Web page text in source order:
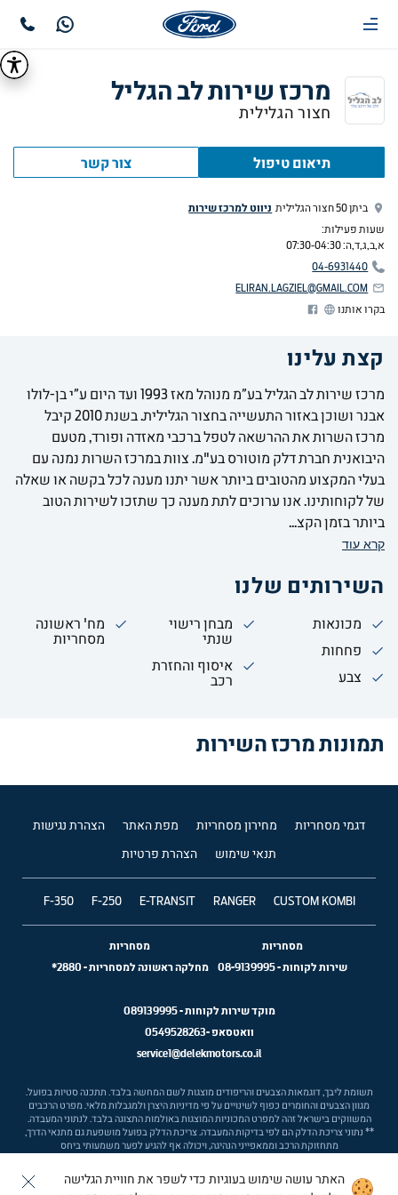
מרכז שירות לב הגליל
חצור הגלילית
תיאום טיפול צור קשר
ביתן 50 חצור הגלילית ניווט למרכז שירות
שעות פעילות:
א,ב,ג,ד,ה:
07:30-04:30
04-6931440
ELIRAN.LAGZIEL@GMAIL.COM
בקרו אותנו
קצת עלינו
מרכז שירות לב הגליל בע”מ מנוהל מאז 1993 ועד היום ע”י בן-לולו
אבנר ושוכן באזור התעשייה בחצור הגלילית. בשנת 2010 קיבל
מרכז השרות את ההרשאה לטפל ברכבי מאזדה ופורד, מטעם
היבואנית חברת דלק מוטורס בע"מ. צוות במרכז השרות נמנה עם
בעלי המקצוע מהטובים ביותר אשר יתנו מענה לכל בקשה או שאלה
של לקוחותינו. אנו ערוכים לתת מענה כך שתזכו לשירות הטוב
ביותר בזמן הקצ...
קרא עוד
השירותים שלנו
מכונאות
פחחות
צבע
מבחן רישוי
שנתי
איסוף והחזרת
רכב
מח' ראשונה
מסחריות
תמונות מרכז השירות
דגמי מסחריות מחירון מסחריות מפת האתר הצהרת נגישות
תנאי שימוש הצהרת פרטיות
CUSTOM KOMBI
RANGER
E-TRANSIT
F-250
F-350
מסחריות
שירות לקוחות-
08-9139995
מסחריות
מחלקה ראשונה למסחריות-
2880*
מוקד שירות לקוחות -089139995
וואטסאפ -0549528263
service1@delekmotors.co.il
תשומת ליבך, דוגמאות הצבעים והריפודים מוצגות לשם המחשה בלבד. תתכנה סטיות בפועל.
מגוון הצבעים והחומרים כפוף לשינויים על פי מדיניות היצרן ולמגבלות מלאי. מפרט הרכבים
המשווקים בישראל זהה למפרט המכוניות המוצגות באולמות התצוגה בלבד. לנתוני המעבדה.
** נתוני צריכת הדלק הם לפי בדיקות המעבדה. צריכת הדלק בפועל מושפעת גם מתנאי הדרך,
מתחזוקת הרכב וממאפייני הנהיגה, ויכולה אף להגיע לפער משמעותי ביחס
Ⓒ ford israel
האתר עושה שימוש בעוגיות כדי לשפר את חוויית הגלישה